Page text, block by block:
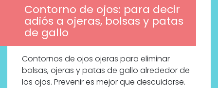
Contorno de ojos: para decir
adiós a ojeras, bolsas y patas
de gallo
Contornos de ojos ojeras para eliminar
bolsas, ojeras y patas de gallo alrededor de
los ojos. Prevenir es mejor que descuidarse.